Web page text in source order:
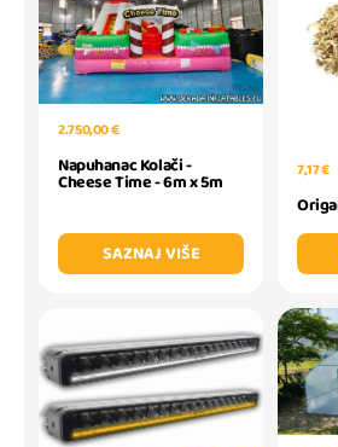
2.750,00 €
Napuhanac Kolači -
Cheese Time - 6m x 5m
SAZNAJ VIŠE
7,17 €